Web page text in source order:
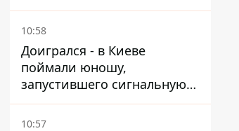
10:58
Доигрался - в Киеве
поймали юношу,
запустившего сигнальную
ракету, чтобы порадовать
девушек
10:57